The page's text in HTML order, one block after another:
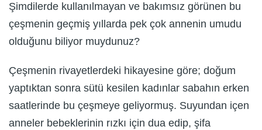
Şimdilerde kullanılmayan ve bakımsız görünen bu
çeşmenin geçmiş yıllarda pek çok annenin umudu
olduğunu biliyor muydunuz?
Çeşmenin rivayetlerdeki hikayesine göre; doğum
yaptıktan sonra sütü kesilen kadınlar sabahın erken
saatlerinde bu çeşmeye geliyormuş. Suyundan içen
anneler bebeklerinin rızkı için dua edip, şifa